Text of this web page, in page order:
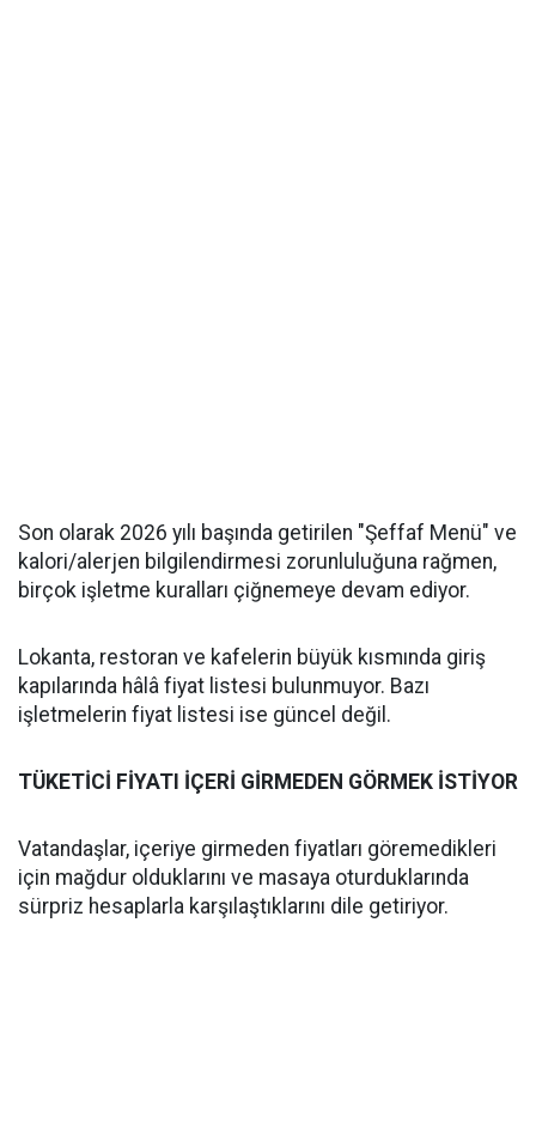
Son olarak 2026 yılı başında getirilen "Şeffaf Menü" ve
kalori/alerjen bilgilendirmesi zorunluluğuna rağmen,
birçok işletme kuralları çiğnemeye devam ediyor.
Lokanta, restoran ve kafelerin büyük kısmında giriş
kapılarında hâlâ fiyat listesi bulunmuyor. Bazı
işletmelerin fiyat listesi ise güncel değil.
TÜKETİCİ FİYATI İÇERİ GİRMEDEN GÖRMEK İSTİYOR
Vatandaşlar, içeriye girmeden fiyatları göremedikleri
için mağdur olduklarını ve masaya oturduklarında
sürpriz hesaplarla karşılaştıklarını dile getiriyor.